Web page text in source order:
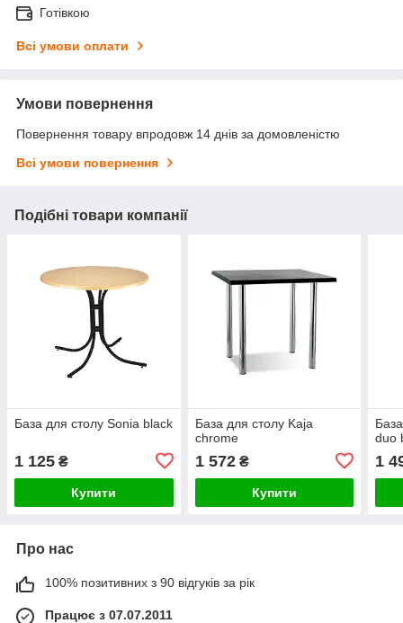
Готівкою
Всі умови оплати
Умови повернення
Повернення товару впродовж 14 днів за домовленістю
Всі умови повернення
Подібні товари компанії
База для столу Sonia black
1 125 ₴
Купити
База для столу Kaja
chrome
1 572₴
Купити
duo
1
Про нас
100% позитивних з 90 відгуків за рік
Працює з 07.07.2011